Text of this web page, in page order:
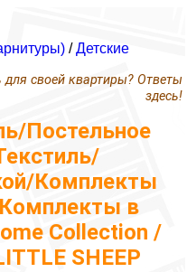
/Детские
своей квартиры? Ответы
здесь!
Постельное
Комплекты
в
Collection /
SHEEP